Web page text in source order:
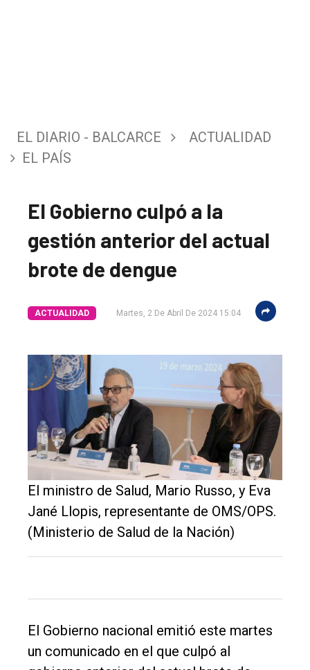
El
DIARIO
Balcarce
Inicio
Tendencia
Cultura
Entrevistas
EL DIARIO - BALCARCE
ACTUALIDAD
EL PAÍS
El Gobierno culpó a la
gestión anterior del actual
brote de dengue
ACTUALIDAD Martes, 2 De Abril De 2024 15:04
El ministro de Salud, Mario Russo, y Eva
Jané Llopis, representante de OMS/OPS.
(Ministerio de Salud de la Nación)
El Gobierno nacional emitió este martes
un comunicado en el que culpó al